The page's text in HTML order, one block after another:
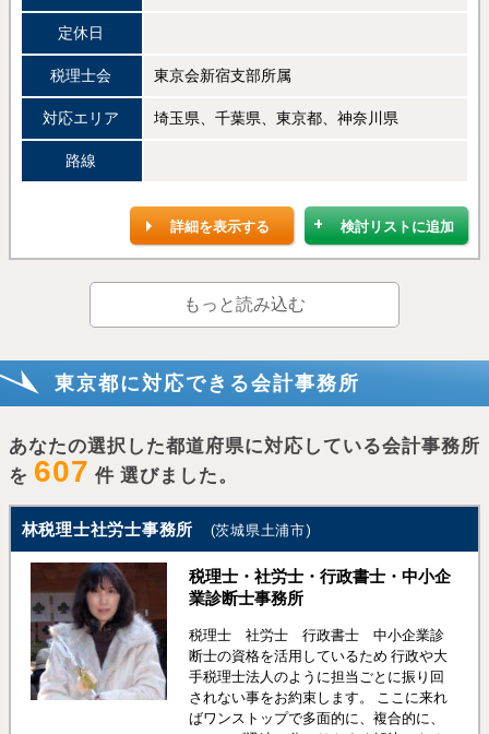
定休日
税理士会 東京会新宿支部所属
対応エリア 埼玉県、千葉県、東京都、神奈川県
路線
検討リストに追加
詳細を表示する
もっと読み込む
東京都に対応できる会計事務所
あなたの選択した都道府県に対応している会計事務所
を 607 件 選びました。
林税理士社労士事務所 (茨城県土浦市)
税理士・社労士・行政書士・中小企
業診断士事務所
税理士 社労士 行政書士 中小企業診
断士の資格を活用しているため 行政や大
手税理士法人のように担当ごとに振り回
されない事をお約束します。 ここに来れ
ばワンストップで多面的に、複合的に、